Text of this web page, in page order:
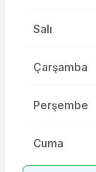
Salı
Çarşamba
Perşembe
Cuma